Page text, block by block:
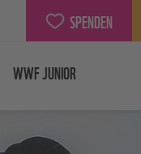
SPENDEN
WWF JUNIOR